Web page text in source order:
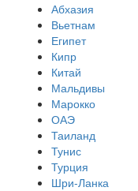
Абхазия
Вьетнам
Египет
Кипр
Китай
Мальдивы
Марокко
ОАЭ
Таиланд
Тунис
Турция
Шри-Ланка